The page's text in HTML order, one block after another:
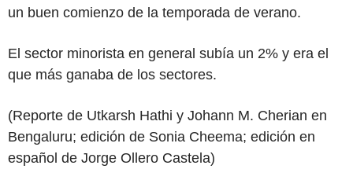
un buen comienzo de la temporada de verano.
El sector minorista en general subía un 2% y era el
que más ganaba de los sectores.
(Reporte de Utkarsh Hathi y Johann M. Cherian en
Bengaluru; edición de Sonia Cheema; edición en
español de Jorge Ollero Castela)